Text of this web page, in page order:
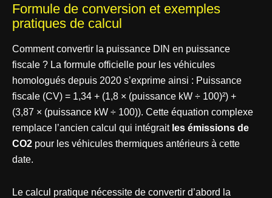
Formule de conversion et exemples
pratiques de calcul
Comment convertir la puissance DIN en puissance
fiscale ? La formule officielle pour les véhicules
homologués depuis 2020 s’exprime ainsi : Puissance
fiscale (CV) = 1,34 + (1,8 × (puissance kW ÷ 100)²) +
(3,87 × (puissance kW ÷ 100)). Cette équation complexe
remplace l’ancien calcul qui intégrait les émissions de
CO2 pour les véhicules thermiques antérieurs à cette
date.
Le calcul pratique nécessite de convertir d’abord la